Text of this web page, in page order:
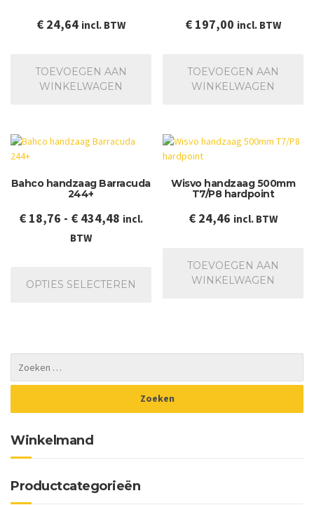
€24,64 incl. BTW
TOEVOEGEN AAN
WINKELWAGEN
€ 197,00 incl. BTW
TOEVOEGEN AAN
WINKELWAGEN
Bahco handzaag Barracuda
244+
€18,76 - €434,48Prijsklasse:
incl.
BTW
OPTIES SELECTEREN
optie
gekozen
worden
op
Wisvo handzaag 500mm
T7/P8 hardpoint
€ 24,46 incl. BTW
TOEVOEGEN AAN
WINKELWAGEN
Winkelmand
Productcategorieën